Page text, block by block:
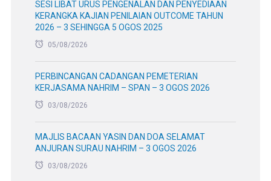
SESI LIBAT URUS PENGENALAN DAN PENYEDIAAN
KERANGKA KAJIAN PENILAIAN OUTCOME TAHUN
2026 – 3 SEHINGGA 5 OGOS 2025
05/08/2026
PERBINCANGAN CADANGAN PEMETERIAN
KERJASAMA NAHRIM – SPAN – 3 OGOS 2026
03/08/2026
MAJLIS BACAAN YASIN DAN DOA SELAMAT
ANJURAN SURAU NAHRIM – 3 OGOS 2026
03/08/2026